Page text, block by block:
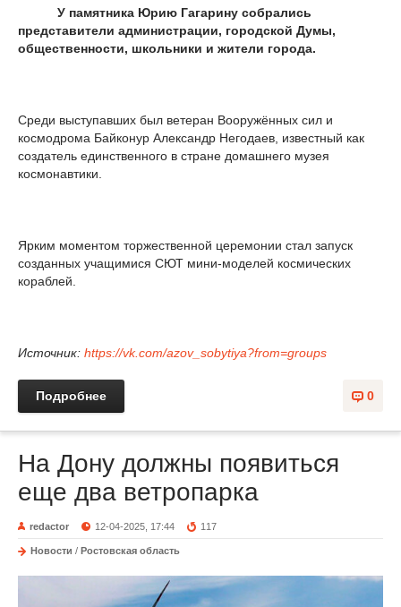
У памятника Юрию Гагарину собрались
представители администрации, городской Думы,
общественности, школьники и жители города.
Среди выступавших был ветеран Вооружённых сил и
космодрома Байконур Александр Негодаев, известный как
создатель единственного в стране домашнего музея
космонавтики.
Ярким моментом торжественной церемонии стал запуск
созданных учащимися СЮТ мини-моделей космических
кораблей.
Источник: https://vk.com/azov_sobytiya?from=groups
0
Подробнее
На Дону должны появиться
еще два ветропарка
redactor 12-04-2025, 17:44 117
Новости / Ростовская область